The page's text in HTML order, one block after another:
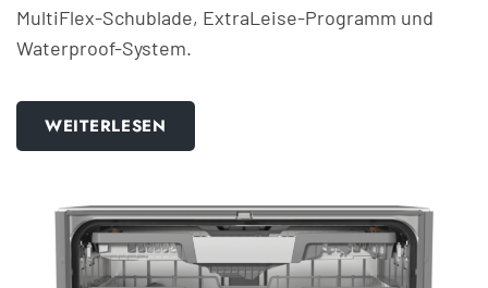
MultiFlex-Schublade, ExtraLeise-Programm und
Waterproof-System.
WEITERLESEN